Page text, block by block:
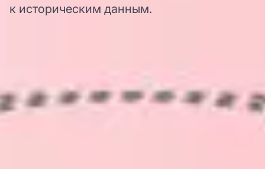
к историческим данным.